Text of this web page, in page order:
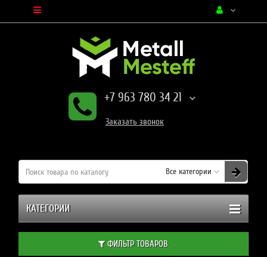
+7 963 780 34 21
Заказать звонок
Все категории
КАТЕГОРИИ
ФИЛЬТР ТОВАРОВ